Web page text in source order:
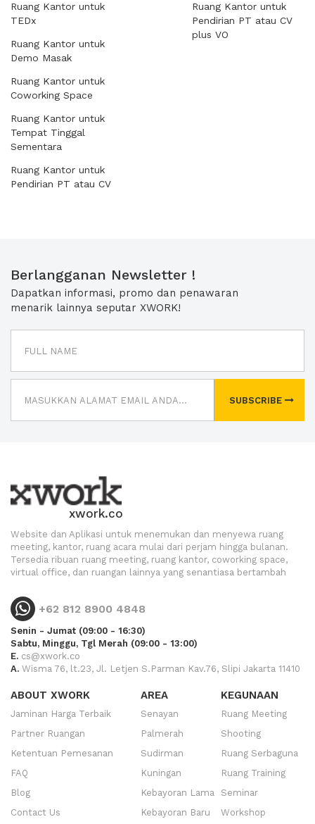
Ruang Kantor untuk
TEDx
Ruang Kantor untuk
Demo Masak
Ruang Kantor untuk
Coworking Space
Ruang Kantor untuk
Tempat Tinggal
Sementara
Ruang Kantor untuk
Pendirian PT atau CV
Ruang Kantor untuk
Pendirian PT atau CV
plus VO
Berlangganan Newsletter !
Dapatkan informasi, promo dan penawaran
menarik lainnya seputar XWORK!
SUBSCRIBE
xwork.co
Website dan Aplikasi untuk menemukan dan menyewa ruang
meeting, kantor, ruang acara mulai dari perjam hingga bulanan.
Tersedia ribuan ruang meeting, ruang kantor, coworking space,
virtual office, dan ruangan lainnya yang senantiasa bertambah
+62 812 8900 4848
Senin - Jumat (09:00 - 16:30)
Sabtu, Minggu, Tgl Merah (09:00 - 13:00)
E. cs@xwork.co
A. Wisma 76, lt.23, Jl. Letjen S.Parman Kav.76, Slipi Jakarta 11410
ABOUT XWORK
Jaminan Harga Terbaik
Partner Ruangan
Ketentuan Pemesanan
FAQ
Blog
Contact Us
AREA
Senayan
Palmerah
Sudirman
Kuningan
Kebayoran Lama
Kebayoran Baru
KEGUNAAN
Ruang Meeting
Shooting
Ruang Serbaguna
Ruang Training
Seminar
Workshop